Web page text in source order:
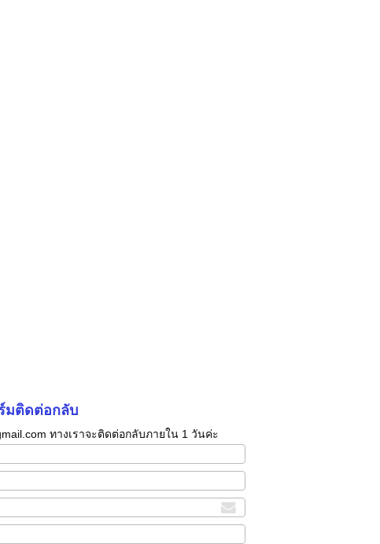
มติดต่อกลับ
ทางเราจะติดต่อกลับภายใน 1 วันค่ะ